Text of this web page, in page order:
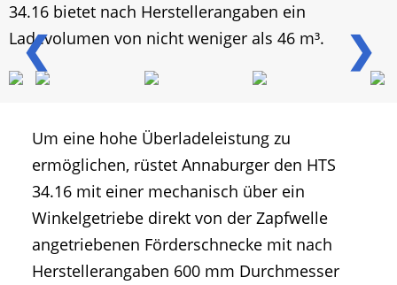
❮ ❯
34.16 bietet nach Herstellerangaben ein
Ladevolumen von nicht weniger als 46 m³.
Um eine hohe Überladeleistung zu
ermöglichen, rüstet Annaburger den HTS
34.16 mit einer mechanisch über ein
Winkelgetriebe direkt von der Zapfwelle
angetriebenen Förderschnecke mit nach
Herstellerangaben 600 mm Durchmesser